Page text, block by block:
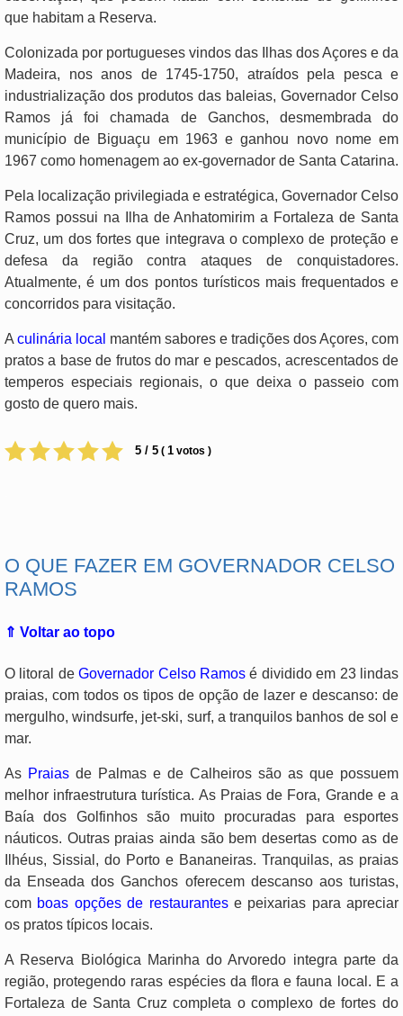
que habitam a Reserva.
Colonizada por portugueses vindos das Ilhas dos Açores e da
Madeira, nos anos de 1745-1750, atraídos pela pesca e
industrialização dos produtos das baleias, Governador Celso
Ramos já foi chamada de Ganchos, desmembrada do
município de Biguaçu em 1963 e ganhou novo nome em
1967 como homenagem ao ex-governador de Santa Catarina.
Pela localização privilegiada e estratégica, Governador Celso
Ramos possui na Ilha de Anhatomirim a Fortaleza de Santa
Cruz, um dos fortes que integrava o complexo de proteção e
defesa da região contra ataques de conquistadores.
Atualmente, é um dos pontos turísticos mais frequentados e
concorridos para visitação.
A culinária local mantém sabores e tradições dos Açores, com
pratos a base de frutos do mar e pescados, acrescentados de
temperos especiais regionais, o que deixa o passeio com
gosto de quero mais.
5 / 5 ( 1 votos )
O QUE FAZER EM GOVERNADOR CELSO
RAMOS
⇑ Voltar ao topo
O litoral deGovernador Celso Ramos é dividido em 23 lindas
praias, com todos os tipos de opção de lazer e descanso: de
mergulho, windsurfe, jet-ski, surf, a tranquilos banhos de sol e
mar.
As Praias de Palmas e de Calheiros são as que possuem
melhor infraestrutura turística. As Praias de Fora, Grande e a
Baía dos Golfinhos são muito procuradas para esportes
náuticos. Outras praias ainda são bem desertas como as de
Ilhéus, Sissial, do Porto e Bananeiras. Tranquilas, as praias
da Enseada dos Ganchos oferecem descanso aos turistas,
com boas opções de restaurantese peixarias para apreciar
os pratos típicos locais.
A Reserva Biológica Marinha do Arvoredo integra parte da
região, protegendo raras espécies da flora e fauna local. E a
Fortaleza de Santa Cruz completa o complexo de fortes do